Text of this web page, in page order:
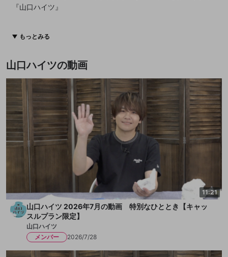
『山口ハイツ』
https://st-noix.jp/YamaguchiH/
▼【番組公式Twitter】
https://twitter.com/Yamaguchi_info_
◇番組後半は「サブスク」メンバー限定配信となります。
サブスクメンバーになると、限定動画やアーカイブなどが楽
しめます！
お好みのプランを選んでサブスクメンバー登録お願いしま
す！
＜プレイタイトル＞
星のカービィ64 NINTENDO64 Nintendo Switch Online
※この映像は、任天堂株式会社の著作物の利用にあたり、
同社より個別の許諾を得て配信しています。（許諾番号：25
0074）
もっとみる
山口ハイツの動画
11:21
山口ハイツ 2026年7月の動画 特別なひととき【キャッ
スルプラン限定】
山口ハイツ
メンバー
2026/7/28